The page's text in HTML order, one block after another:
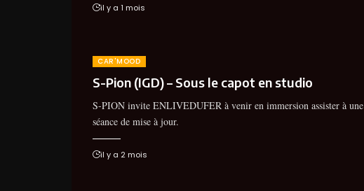
il y a 1 mois
CAR'MOOD
S-Pion (IGD) – Sous le capot en studio
S-PION invite ENLIVEDUFER à venir en immersion assister à une
séance de mise à jour.
il y a 2 mois